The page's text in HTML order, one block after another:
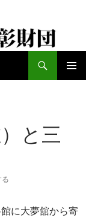
と三
る
に大夢舘から寄